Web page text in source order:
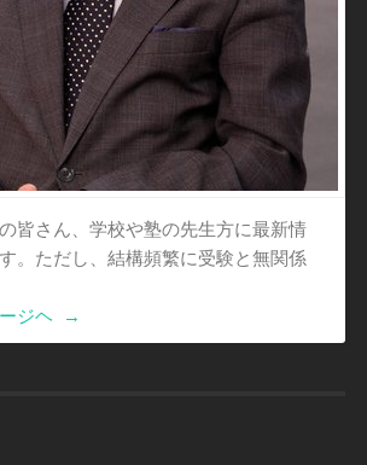
皆さん、学校や塾の先生方に最新情
。ただし、結構頻繁に受験と無関係
ジヘ
→